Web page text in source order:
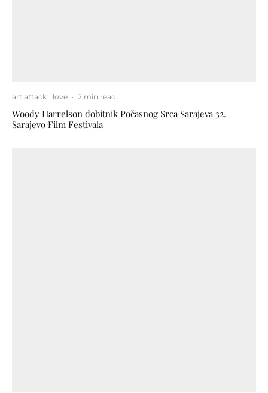
art attack love · 2 min read
Woody Harrelson dobitnik Počasnog Srca Sarajeva 32.
Sarajevo Film Festivala